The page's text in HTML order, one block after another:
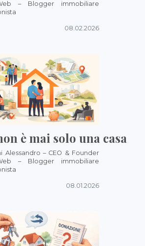
– Blogger immobiliare
08.02.2026
è mai solo una casa
Alessandro – CEO & Founder
– Blogger immobiliare
08.01.2026